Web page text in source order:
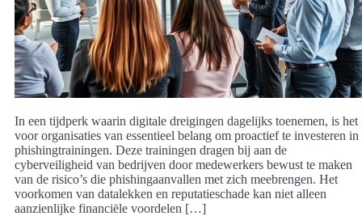
In een tijdperk waarin digitale dreigingen dagelijks toenemen, is het
voor organisaties van essentieel belang om proactief te investeren in
phishingtrainingen. Deze trainingen dragen bij aan de
cyberveiligheid van bedrijven door medewerkers bewust te maken
van de risico’s die phishingaanvallen met zich meebrengen. Het
voorkomen van datalekken en reputatieschade kan niet alleen
aanzienlijke financiële voordelen […]